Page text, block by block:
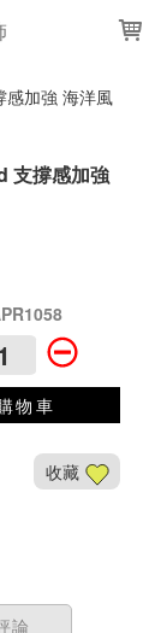
支撐感加強
物車
收藏
論